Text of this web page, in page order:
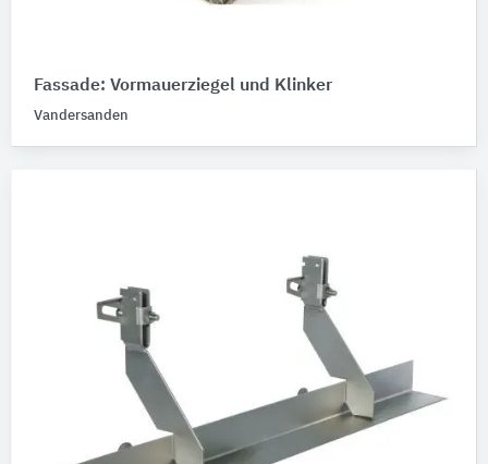
Fassade: Vormauerziegel und Klinker
Vandersanden